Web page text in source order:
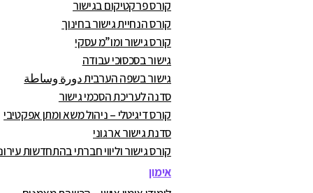
קורס פרקטיקום בגישור
קורס הנחיית גישור בחינוך
קורס גישור ומו”מ עסקי
גישור בסכסוכי עבודה
גישור בשפה הערבית دورة وساطة
סדנה לעריכת הסכמי גישור
קורס דיגיטלי – ניהול משא ומתן אפקטיבי
סדנת גישור ארגוני
קורס גישור וליווי חברתי בהתחדשות
אימון